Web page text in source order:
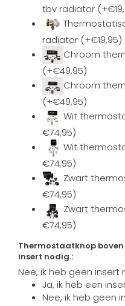
tbv radiator
radiator (+€19,95)
Chroom
(+€49,95)
Chroom
(+€49,95)
Wit
€74,95)
Wit
€74,95)
Zwart
€74,95)
Zwart
€74,95)
Thermostaatknop boven
insert nodig.:
Nee, ik heb geen insert
Ja, ik heb een
Nee, ik heb geen